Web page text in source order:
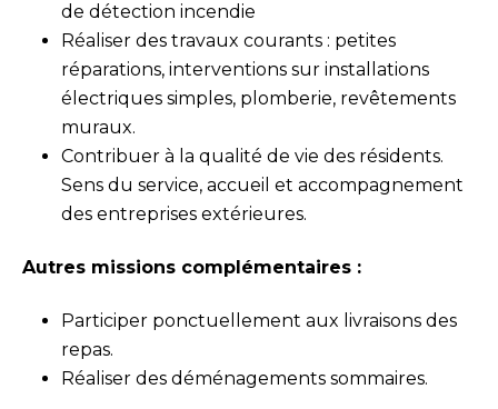
de détection incendie
Réaliser des travaux courants : petites
réparations, interventions sur installations
électriques simples, plomberie, revêtements
muraux.
Contribuer à la qualité de vie des résidents.
Sens du service, accueil et accompagnement
des entreprises extérieures.
Autres missions complémentaires :
Participer ponctuellement aux livraisons des
repas.
Réaliser des déménagements sommaires.